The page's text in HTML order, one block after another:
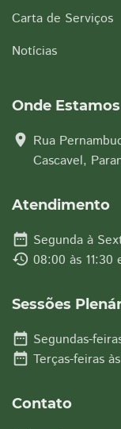
Carta de Serviços
Notícias
Onde Estamos
location_on Rua
Cascavel,
Atendimento
date_range Segunda à
history 08:00 às 11:30
Sessões
date_range Segundas-
date_range Terças-feiras
Contato